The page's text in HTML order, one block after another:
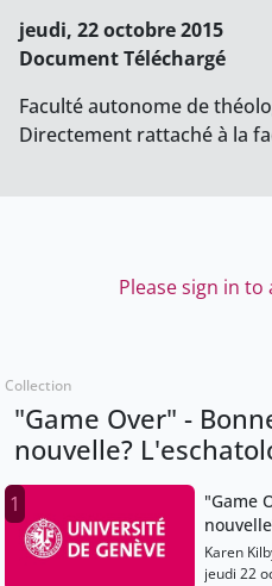
jeudi, 22 octobre 2015
Document Téléchargé
Faculté autonome de
Directement rattaché à la
Please sign in
Collection
"Game Over" -
nouvelle?
1
"Game
Karen
jeudi 22